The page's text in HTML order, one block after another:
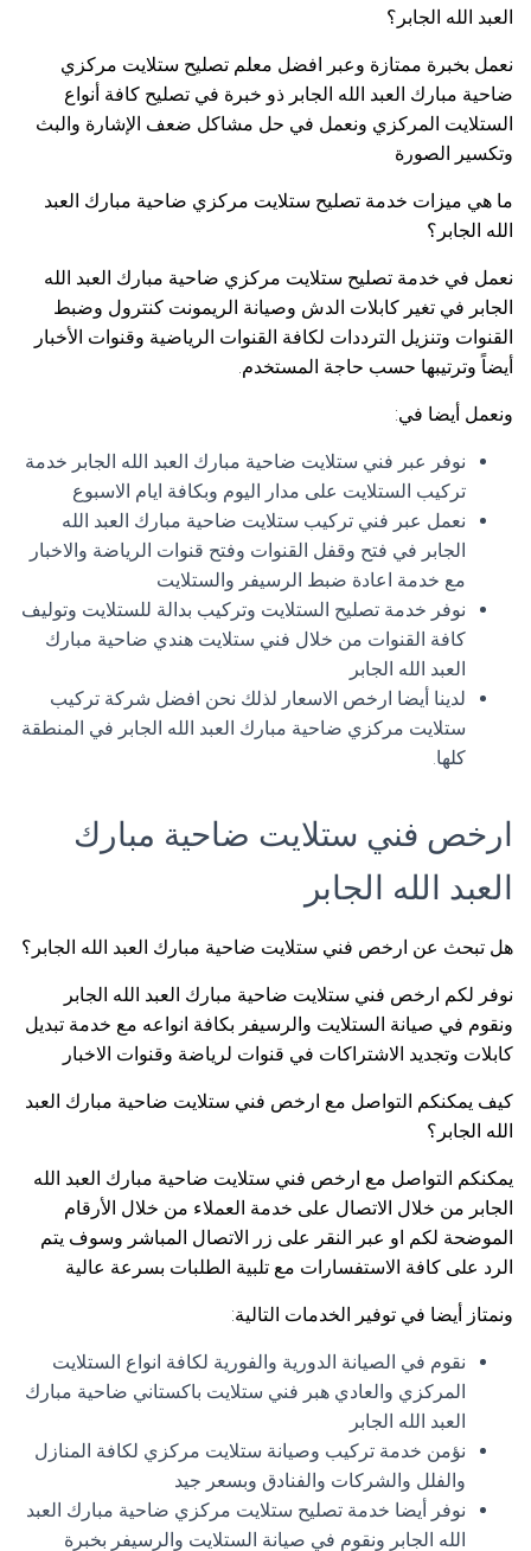
العبد الله الجابر؟
نعمل بخبرة ممتازة وعبر افضل معلم تصليح ستلايت مركزي
ضاحية مبارك العبد الله الجابر ذو خبرة في تصليح كافة أنواع
الستلايت المركزي ونعمل في حل مشاكل ضعف الإشارة والبث
وتكسير الصورة
ما هي ميزات خدمة تصليح ستلايت مركزي ضاحية مبارك العبد
الله الجابر؟
نعمل في خدمة تصليح ستلايت مركزي ضاحية مبارك العبد الله
الجابر في تغير كابلات الدش وصيانة الريمونت كنترول وضبط
القنوات وتنزيل الترددات لكافة القنوات الرياضية وقنوات الأخبار
أيضاً وترتيبها حسب حاجة المستخدم.
ونعمل أيضا في:
نوفر عبر فني ستلايت ضاحية مبارك العبد الله الجابر خدمة
تركيب الستلايت على مدار اليوم وبكافة ايام الاسبوع
نعمل عبر فني تركيب ستلايت ضاحية مبارك العبد الله
الجابر في فتح وقفل القنوات وفتح قنوات الرياضة والاخبار
مع خدمة اعادة ضبط الرسيفر والستلايت
نوفر خدمة تصليح الستلايت وتركيب بدالة للستلايت وتوليف
كافة القنوات من خلال فني ستلايت هندي ضاحية مبارك
العبد الله الجابر
لدينا أيضا ارخص الاسعار لذلك نحن افضل شركة تركيب
ستلايت مركزي ضاحية مبارك العبد الله الجابر في المنطقة
كلها.
ارخص فني ستلايت ضاحية مبارك
العبد الله الجابر
هل تبحث عن ارخص فني ستلايت ضاحية مبارك العبد الله الجابر؟
نوفر لكم ارخص فني ستلايت ضاحية مبارك العبد الله الجابر
ونقوم في صيانة الستلايت والرسيفر بكافة انواعه مع خدمة تبديل
كابلات وتجديد الاشتراكات في قنوات لرياضة وقنوات الاخبار
كيف يمكنكم التواصل مع ارخص فني ستلايت ضاحية مبارك العبد
الله الجابر؟
يمكنكم التواصل مع ارخص فني ستلايت ضاحية مبارك العبد الله
الجابر من خلال الاتصال على خدمة العملاء من خلال الأرقام
الموضحة لكم او عبر النقر على زر الاتصال المباشر وسوف يتم
الرد على كافة الاستفسارات مع تلبية الطلبات بسرعة عالية
ونمتاز أيضا في توفير الخدمات التالية:
نقوم في الصيانة الدورية والفورية لكافة انواع الستلايت
المركزي والعادي هبر فني ستلايت باكستاني ضاحية مبارك
العبد الله الجابر
نؤمن خدمة تركيب وصيانة ستلايت مركزي لكافة المنازل
والفلل والشركات والفنادق وبسعر جيد
نوفر أيضا خدمة تصليح ستلايت مركزي ضاحية مبارك العبد
الله الجابر ونقوم في صيانة الستلايت والرسيفر بخبرة